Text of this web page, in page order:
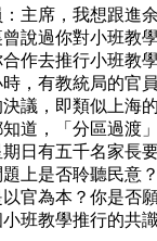
主席，我想跟進
說過你對小班教
作去推行小班教
，有教統局的官
決議，即類似上海
道，「分區過渡
日有五千名家長
上是否聆聽民意
官為本？你是否
班教學推行的共